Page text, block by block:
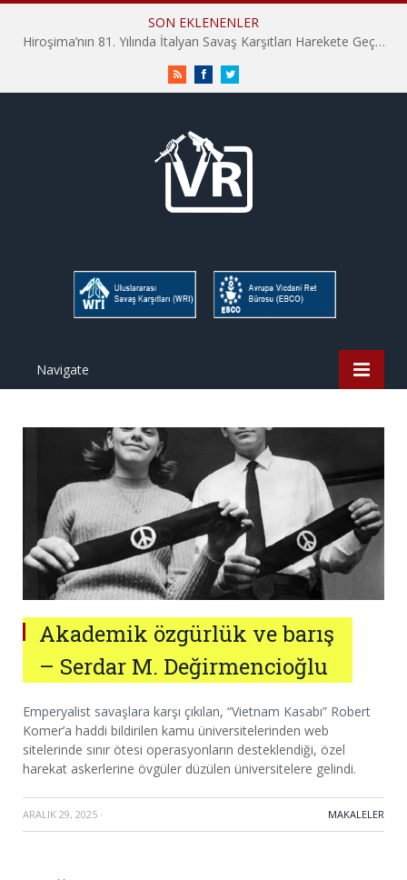
SON EKLENENLER
Hiroşima’nın 81. Yılında İtalyan Savaş Karşıtları Harekete Geçti: “Hatırlamak yeterli değil”
RSS FacebookTwitter
Navigate
Akademik özgürlük ve barış
– Serdar M. Değirmencioğlu
Emperyalist savaşlara karşı çıkılan, “Vietnam Kasabı” Robert
Komer’a haddi bildirilen kamu üniversitelerinden web
sitelerinde sınır ötesi operasyonların desteklendiği, özel
harekat askerlerine övgüler düzülen üniversitelere gelindi.
ARALIK 29, 2025 · MAKALELER